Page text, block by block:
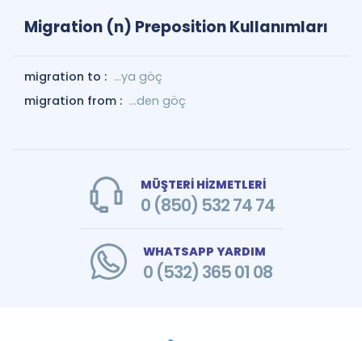
Migration (n) Preposition Kullanımları
migration to : …ya göç
migration from : ...den göç
MÜŞTERİ HİZMETLERİ
0 (850) 532 74 74
WHATSAPP YARDIM
0 (532) 365 01 08